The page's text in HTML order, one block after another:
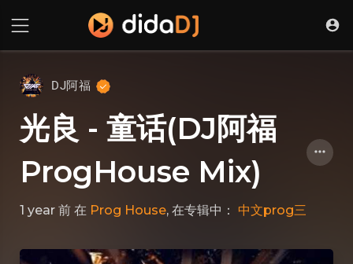
DJ阿福
光良 - 童话(DJ阿福
ProgHouse Mix)
1 year 前 在 Prog House, 在专辑中： 中文prog三